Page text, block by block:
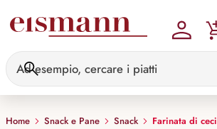
Home Snack e Pane Snack Farinata di ceci